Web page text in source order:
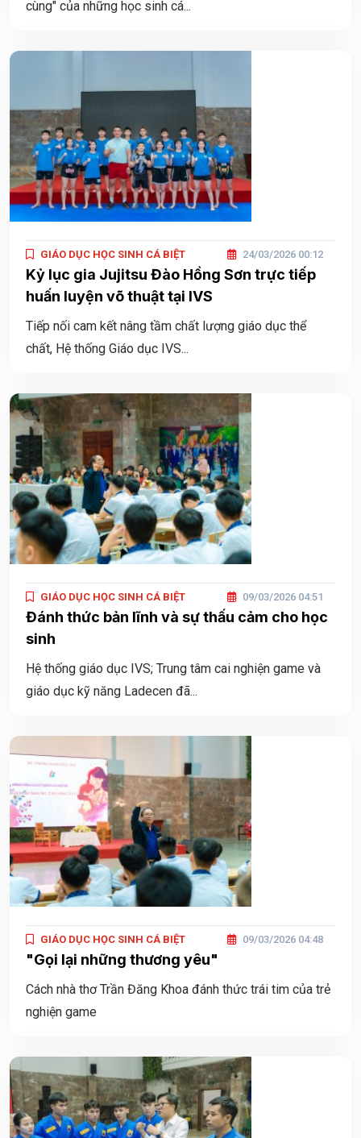
cùng" của những học sinh cá...
GIÁO DỤC HỌC SINH CÁ BIỆT 24/03/2026 00:12
Kỷ lục gia Jujitsu Đào Hồng Sơn trực tiếp
huấn luyện võ thuật tại IVS
Tiếp nối cam kết nâng tầm chất lượng giáo dục thể
chất, Hệ thống Giáo dục IVS...
GIÁO DỤC HỌC SINH CÁ BIỆT 09/03/2026 04:51
Đánh thức bản lĩnh và sự thấu cảm cho học
sinh
Hệ thống giáo dục IVS; Trung tâm cai nghiện game và
giáo dục kỹ năng Ladecen đã...
GIÁO DỤC HỌC SINH CÁ BIỆT 09/03/2026 04:48
"Gọi lại những thương yêu"
Cách nhà thơ Trần Đăng Khoa đánh thức trái tim của trẻ
nghiện game